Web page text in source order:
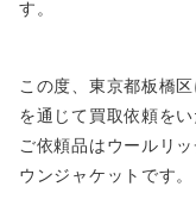
す。
この度、東京都板橋
を通じて買取依頼をい
ご依頼品はウールリ
ウンジャケットです。